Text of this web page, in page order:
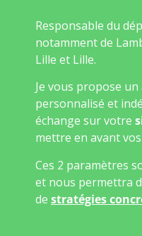
Responsable du
notamment de
Lille et Lille.
Je vous propose
personnalisé et
échange sur votre
mettre en avant vos
Ces 2 paramètres
et nous permettra
de stratégies